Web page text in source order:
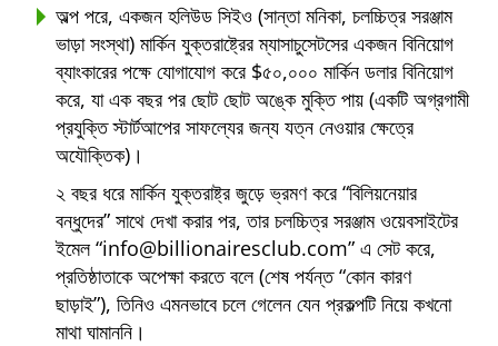
অল্প পরে, একজন হলিউড সিইও (সান্তা মনিকা, চলচ্চিত্র সরঞ্জাম
ভাড়া সংস্থা) মার্কিন যুক্তরাষ্ট্রের ম্যাসাচুসেটসের একজন বিনিয়োগ
ব্যাংকারের পক্ষে যোগাযোগ করে $৫০,০০০ মার্কিন ডলার বিনিয়োগ
করে, যা এক বছর পর ছোট ছোট অঙ্কে মুক্তি পায় (একটি অগ্রগামী
প্রযুক্তি স্টার্টআপের সাফল্যের জন্য যত্ন নেওয়ার ক্ষেত্রে
অযৌক্তিক)।
২ বছর ধরে মার্কিন যুক্তরাষ্ট্র জুড়ে ভ্রমণ করে বিলিয়নেয়ার
বন্ধুদের সাথে দেখা করার পর, তার চলচ্চিত্র সরঞ্জাম ওয়েবসাইটের
ইমেল info@billionairesclub.com এ সেট করে,
প্রতিষ্ঠাতাকে অপেক্ষা করতে বলে (শেষ পর্যন্ত কোন কারণ
ছাড়াই ), তিনিও এমনভাবে চলে গেলেন যেন প্রকল্পটি নিয়ে কখনো
মাথা ঘামাননি।